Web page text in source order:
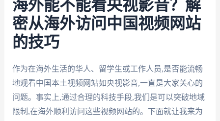
海外能不能看央视影音？解
密从海外访问中国视频网站
的技巧
作为在海外生活的华人、留学生或工作人员,是否能流畅
地观看中国本土视频网站如央视影音,一直是大家关心的
问题。事实上,通过合理的科技手段,我们是可以突破地域
限制,在海外顺利访问这些视频网站的。下面就让我来为